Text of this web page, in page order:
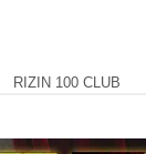
RIZIN 100 CLUB